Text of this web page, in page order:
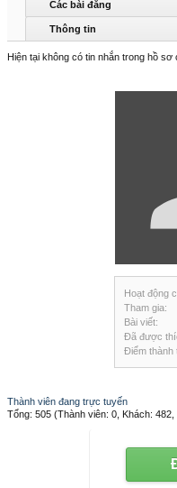
Hoạt động
Tham gia:
Bài viết:
Đã được
Điểm thành
Các bài đăng
Thông tin
Hiện tại không có tin nhắn trong hồ sơ
Thành viên đang trực tuyến
Tổng: 505 (Thành viên: 0, Khách: 482,